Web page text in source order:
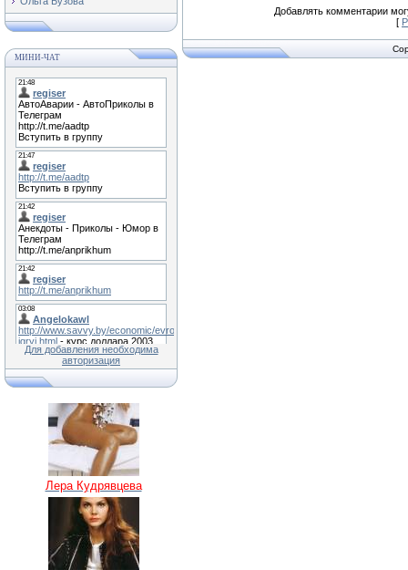
МИНИ-ЧАТ
Для добавления необходима
авторизация
Лера Кудрявцева
Добавлять комментарии
[